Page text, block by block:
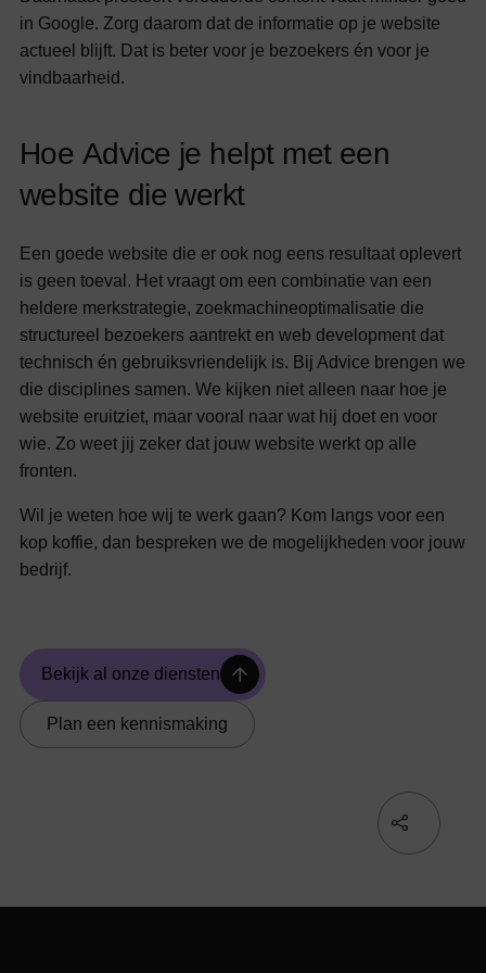
in Google. Zorg daarom dat de informatie op je website
actueel blijft. Dat is beter voor je bezoekers én voor je
vindbaarheid.
Hoe Advice je helpt met een
website die werkt
Een goede website die er ook nog eens resultaat oplevert
is geen toeval. Het vraagt om een combinatie van een
heldere merkstrategie, zoekmachineoptimalisatie die
structureel bezoekers aantrekt en web development dat
technisch én gebruiksvriendelijk is. Bij Advice brengen we
die disciplines samen. We kijken niet alleen naar hoe je
website eruitziet, maar vooral naar wat hij doet en voor
wie. Zo weet jij zeker dat jouw website werkt op alle
fronten.
Wil je weten hoe wij te werk gaan? Kom langs voor een
kop koffie, dan bespreken we de mogelijkheden voor jouw
bedrijf.